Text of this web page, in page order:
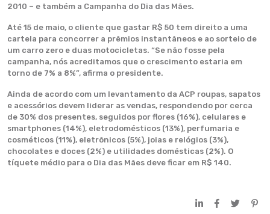
2010 – e também a Campanha do Dia das Mães.
Até 15 de maio, o cliente que gastar R$ 50 tem direito a uma
cartela para concorrer a prêmios instantâneos e ao sorteio de
um carro zero e duas motocicletas. “Se não fosse pela
campanha, nós acreditamos que o crescimento estaria em
torno de 7% a 8%”, afirma o presidente.
Ainda de acordo com um levantamento da ACP roupas, sapatos
e acessórios devem liderar as vendas, respondendo por cerca
de 30% dos presentes, seguidos por flores (16%), celulares e
smart­phones (14%), eletrodomésticos (13%), perfumaria e
cosméticos (11%), eletrônicos (5%), joias e relógios (3%),
chocolates e doces (2%) e utilidades domésticas (2%). O
tíquete médio para o Dia das Mães deve ficar em R$ 140.